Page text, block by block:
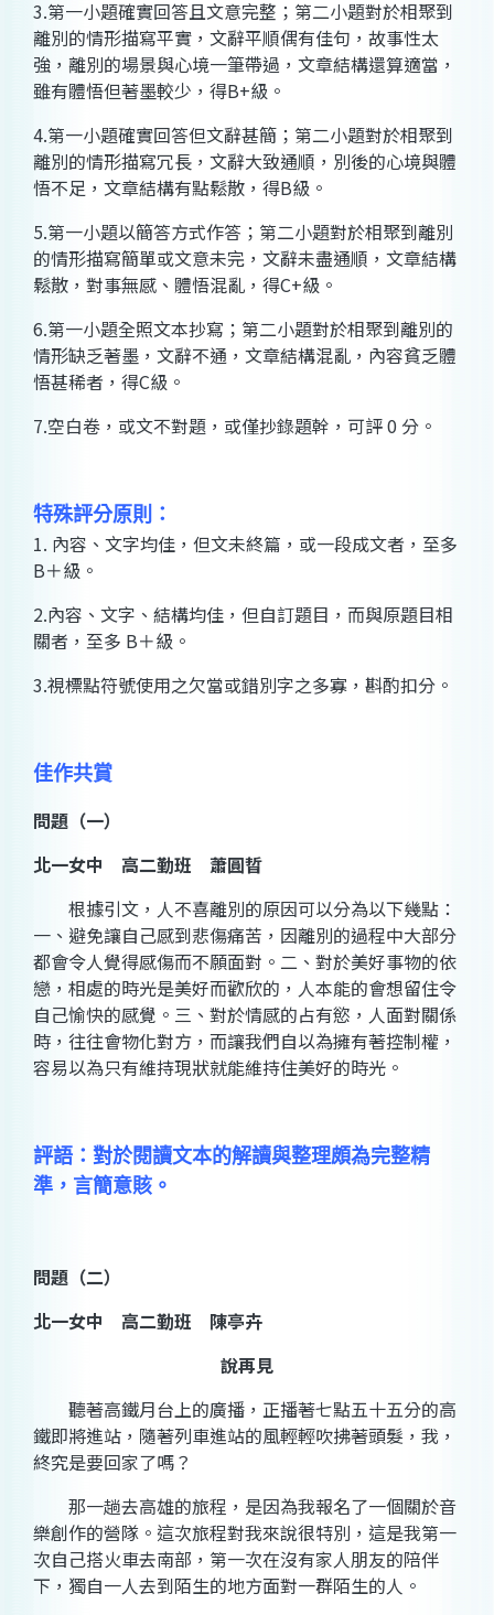
3.第一小題確實回答且文意完整；第二小題對於相聚到
離別的情形描寫平實，文辭平順偶有佳句，故事性太
強，離別的場景與心境一筆帶過，文章結構還算適當，
雖有體悟但著墨較少，得B+級。
4.第一小題確實回答但文辭甚簡；第二小題對於相聚到
離別的情形描寫冗長，文辭大致通順，別後的心境與體
悟不足，文章結構有點鬆散，得B級。
5.第一小題以簡答方式作答；第二小題對於相聚到離別
的情形描寫簡單或文意未完，文辭未盡通順，文章結構
鬆散，對事無感、體悟混亂，得C+級。
6.第一小題全照文本抄寫；第二小題對於相聚到離別的
情形缺乏著墨，文辭不通，文章結構混亂，內容貧乏體
悟甚稀者，得C級。
7.空白卷，或文不對題，或僅抄錄題幹，可評 0 分。
特殊評分原則：
1. 內容、文字均佳，但文未終篇，或一段成文者，至多
B＋級。
2.內容、文字、結構均佳，但自訂題目，而與原題目相
關者，至多 B＋級。
3.視標點符號使用之欠當或錯別字之多寡，斟酌扣分。
佳作共賞
問題（一）
北一女中 高二勤班 蕭圓晢
根據引文，人不喜離別的原因可以分為以下幾點：
一、避免讓自己感到悲傷痛苦，因離別的過程中大部分
都會令人覺得感傷而不願面對。二、對於美好事物的依
戀，相處的時光是美好而歡欣的，人本能的會想留住令
自己愉快的感覺。三、對於情感的占有慾，人面對關係
時，往往會物化對方，而讓我們自以為擁有著控制權，
容易以為只有維持現狀就能維持住美好的時光。
評語：對於閱讀文本的解讀與整理頗為完整精
準，言簡意賅。
問題（二）
北一女中 高二勤班 陳亭卉
說再見
聽著高鐵月台上的廣播，正播著七點五十五分的高
鐵即將進站，隨著列車進站的風輕輕吹拂著頭髮，我，
終究是要回家了嗎？
那一趟去高雄的旅程，是因為我報名了一個關於音
樂創作的營隊。這次旅程對我來說很特別，這是我第一
次自己搭火車去南部，第一次在沒有家人朋友的陪伴
下，獨自一人去到陌生的地方面對一群陌生的人。